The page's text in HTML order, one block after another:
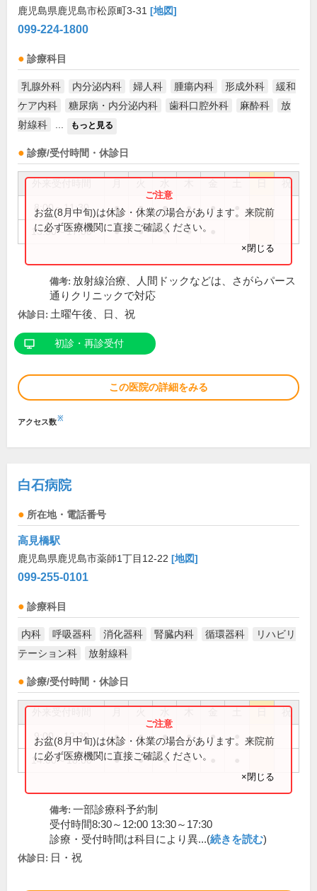
鹿児島県鹿児島市松原町3-31 [地図]
099-224-1800
診療科目
乳腺外科 内分泌内科 婦人科 腫瘍内科 形成外科
緩和
ケア内科
糖尿病・内分泌内科 歯科口腔外科 麻酔科
放
射線科
もっと見る
診療/受付時間・休診日
祝
8:00～11:30 ● ● ● ● ●
13:30～17:00 ● ● ● ●
お盆(8月中旬)は休診・休業の場合があります。来院前
に必ず医療機関に直接ご確認ください。
×閉じる
備考: 放射線治療、人間ドックなどは、さがらパース
通りクリニックで対応
休診日: 土曜午後、日、祝
初診・再診受付
この医院の詳細をみる
アクセス数※
白石病院
所在地・電話番号
高見橋駅
鹿児島県鹿児島市薬師1丁目12-22 [地図]
099-255-0101
診療科目
内科 呼吸器科 消化器科 腎臓内科 循環器科
リハビリ
テーション科
放射線科
診療/受付時間・休診日
祝
9:00～12:30 ● ● ● ● ●
14:00～18:00 ● ● ● ●
お盆(8月中旬)は休診・休業の場合があります。来院前
に必ず医療機関に直接ご確認ください。
×閉じる
備考: 一部診療科予約制
受付時間8:30～12:00 13:30～17:30
診療・受付時間は科目により異...(続きを読む)
休診日: 日・祝